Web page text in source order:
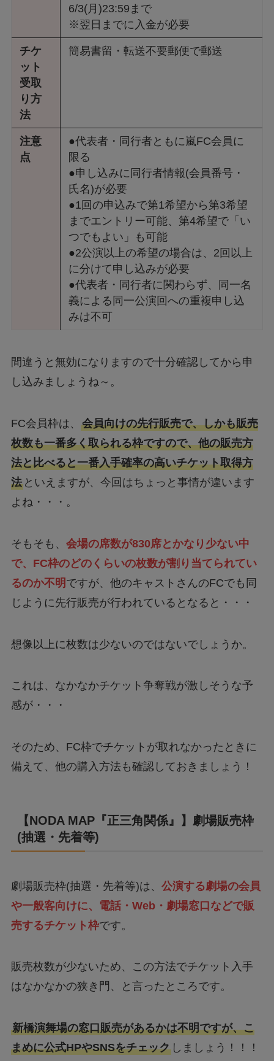
6/3(月)23:59まで
※翌日までに入金が必要
チケ
ット
受取
り方
法
簡易書留・転送不要郵便で郵送
注意
点
●代表者・同行者ともに嵐FC会員に
限る
●申し込みに同行者情報(会員番号・
氏名)が必要
●1回の申込みで第1希望から第3希望
までエントリー可能、第4希望で「い
つでもよい」も可能
●2公演以上の希望の場合は、2回以上
に分けて申し込みが必要
●代表者・同行者に関わらず、同一名
義による同一公演回への重複申し込
みは不可
間違うと無効になりますので十分確認してから申
し込みましょうね～。
FC会員枠は、 会員向けの先行販売で、しかも販売
枚数も一番多く取られる枠ですので、他の販売方
法と比べると一番入手確率の高いチケット取得方
法といえますが、今回はちょっと事情が違います
よね・・・。
そもそも、 会場の席数が830席とかなり少ない中
で、FC枠のどのくらいの枚数が割り当てられてい
るのか不明 ですが、他のキャストさんのFCでも同
じように先行販売が行われているとなると・・・
想像以上に枚数は少ないのではないでしょうか。
これは、なかなかチケット争奪戦が激しそうな予
感が・・・
そのため、FC枠でチケットが取れなかったときに
備えて、他の購入方法も確認しておきましょう！
【NODA MAP『正三角関係』 】 劇場販売枠
(抽選・先着等)
劇場販売枠(抽選・先着等)は、 公演する劇場の会員
や一般客向けに、電話・Web・劇場窓口などで販
売するチケット枠です。
販売枚数が少ないため、この方法でチケット入手
はなかなかの狭き門、と言ったところです。
新橋演舞場の窓口販売があるかは不明ですが、こ
まめに公式HPやSNSをチェックしましょう！！！